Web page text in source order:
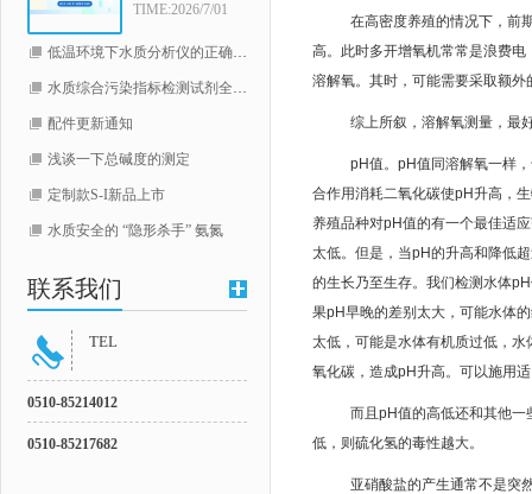
通知
TIME:2026/7/01
低温环境下水质分析仪的正确使用指南
水质综合污染指标检测试剂全线升级（COD，总磷，总氮）
配件更新通知
浅谈一下总碱度的测定
定制款S-I新品上市
水质安全的 “隐形杀手” 氨氮
联系我们
TEL
0510-85214012
0510-85217682
在高密度养殖的情况下，前
高。此时多开增氧机常常是浪费
溶解氧。其时，可能需要采取额
综上所叙，溶解氧测量，最
pH值。 pH值同溶解氧一样
合作用消耗二氧化碳使pH升高，
养殖品种对pH值的有一个最佳适
太低。但是，当pH的升高和降低
的生长乃至生存。我们检测水体pH
果pH早晚的差别太大，可能水体
太低，可能是水体有机质过低，水
氧化碳，造成pH升高。可以施用
而且 pH值的高低还和其他一
低，则硫化氢的毒性越大。
亚硝酸盐的产生通常不是突